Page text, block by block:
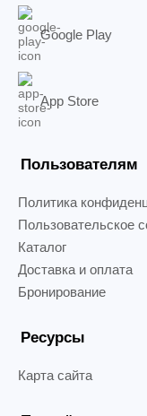
Google Play
App Store
Пользователям
Политика
Пользовательское
Каталог
Доставка и оплата
Бронирование
Ресурсы
Карта сайта